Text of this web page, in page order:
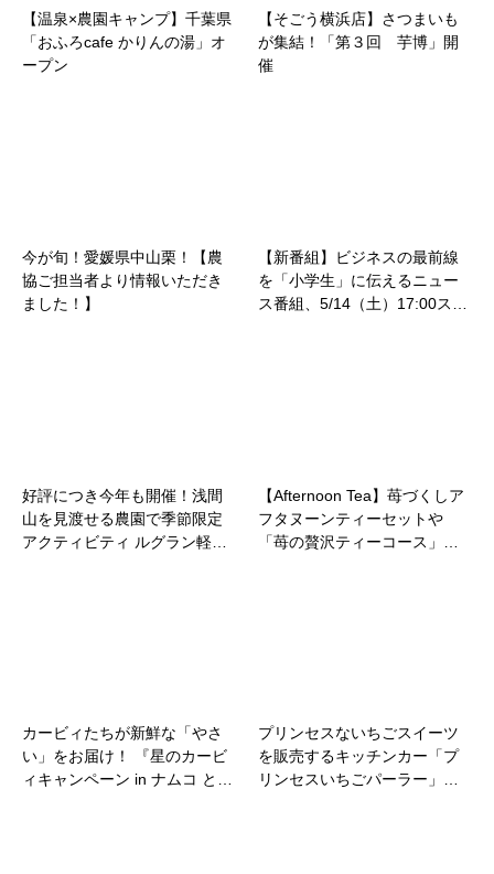
【温泉×農園キャンプ】千葉県
「おふろcafe かりんの湯」オ
ープン
【そごう横浜店】さつまいも
が集結！「第３回 芋博」開
催
今が旬！愛媛県中山栗！【農
協ご担当者より情報いただき
ました！】
【新番組】ビジネスの最前線
を「小学生」に伝えるニュー
ス番組、5/14（土）17:00ス…
好評につき今年も開催！浅間
山を見渡せる農園で季節限定
アクティビティ ルグラン軽…
【Afternoon Tea】苺づくしア
フタヌーンティーセットや
「苺の贅沢ティーコース」…
カービィたちが新鮮な「やさ
い」をお届け！ 『星のカービ
ィキャンペーン in ナムコ と…
プリンセスないちごスイーツ
を販売するキッチンカー「プ
リンセスいちごパーラー」…